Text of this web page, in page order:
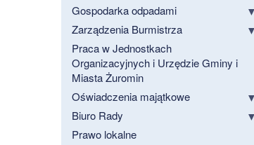
Gospodarka odpadami
Zarządzenia Burmistrza
Praca w Jednostkach
Organizacyjnych i Urzędzie Gminy i
Miasta Żuromin
Oświadczenia majątkowe
Biuro Rady
Prawo lokalne